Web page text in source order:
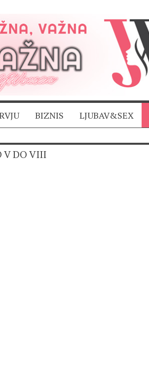
BIZNIS LJUBAV&SEX
V DO VIII